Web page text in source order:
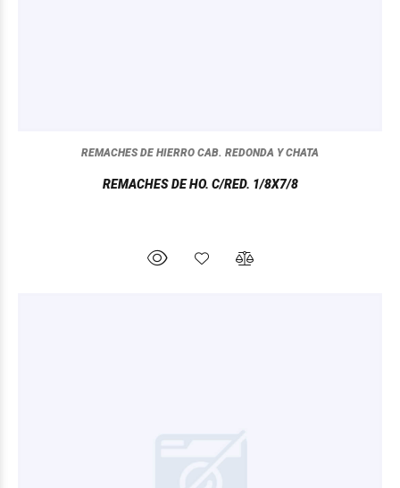
REMACHES DE HIERRO CAB. REDONDA Y CHATA
REMACHES DE HO. C/RED. 1/8X7/8